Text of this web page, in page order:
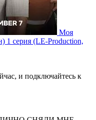
Моя
1 серия (LE-Production,
и подключайтесь к